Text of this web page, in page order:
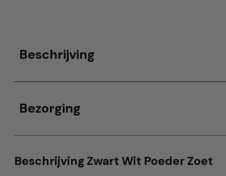
Beschrijving
Bezorging
Beschrijving Zwart Wit Poeder Zoet